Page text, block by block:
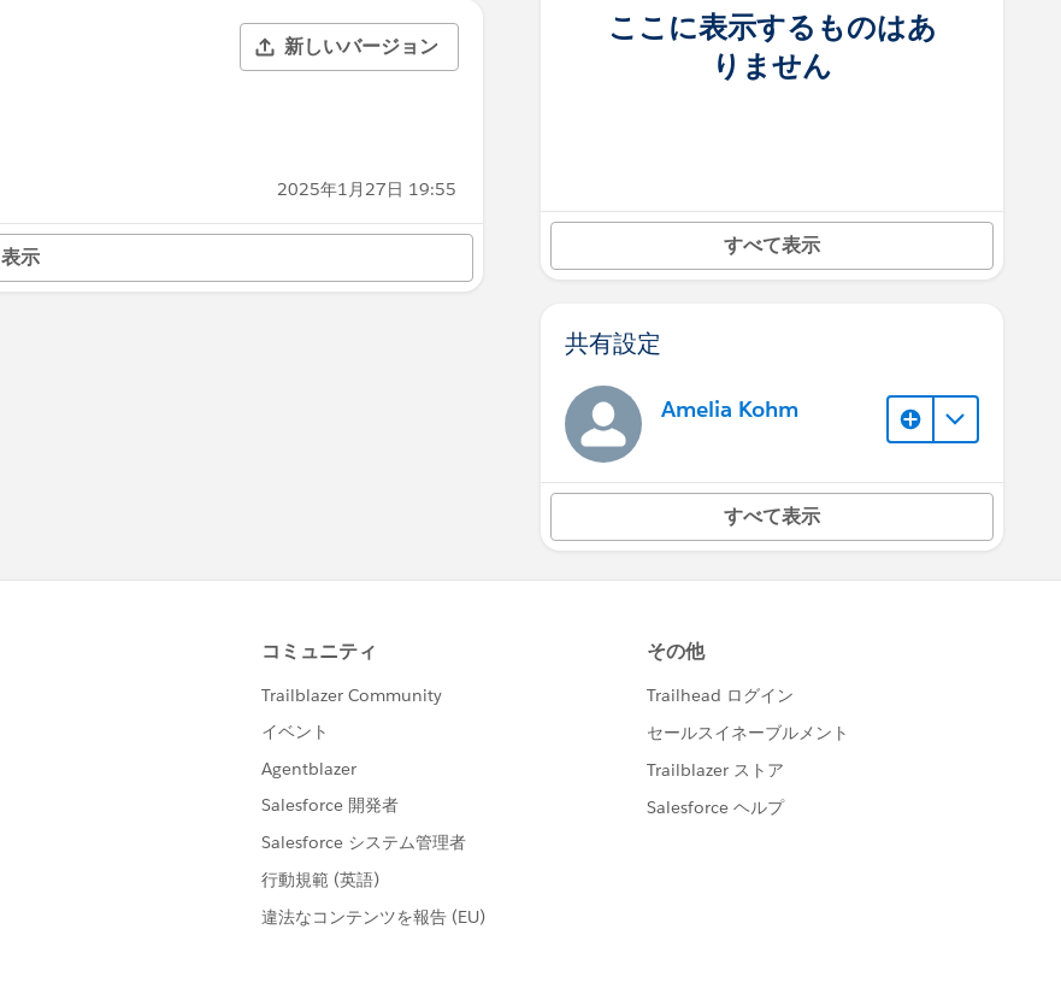
新しいバージョン
2025年1月27日 19:55
示
ここに表示するものはあ
りません
すべて表示
共有設定
Amelia Kohm
すべて表示